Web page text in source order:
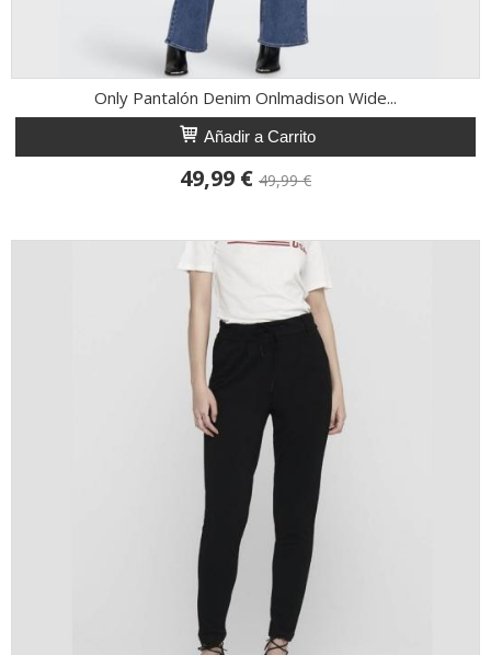
Only Pantalón Denim Onlmadison Wide...
Añadir a Carrito
49,99 € 49,99 €